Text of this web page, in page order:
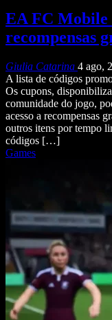
EA FC Mobile
recompensas
Giulia Catarina 4 ago,
A lista de códigos
Os cupons,
comunidade do jogo,
acesso a recompensas
outros itens por tempo
códigos […]
Games